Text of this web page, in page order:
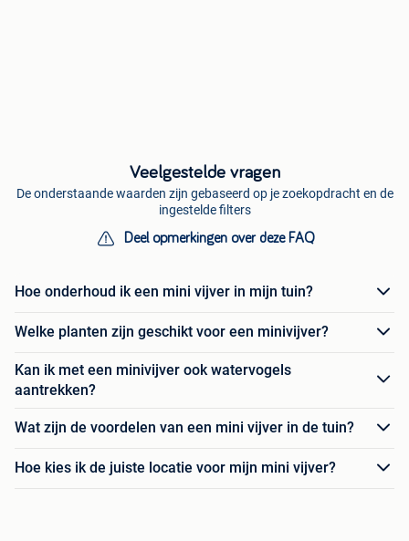
Veelgestelde vragen
De onderstaande waarden zijn gebaseerd op je zoekopdracht en de
ingestelde filters
Deel opmerkingen over deze FAQ
Hoe onderhoud ik een mini vijver in mijn tuin?
Welke planten zijn geschikt voor een minivijver?
Kan ik met een minivijver ook watervogels
aantrekken?
Wat zijn de voordelen van een mini vijver in de tuin?
Hoe kies ik de juiste locatie voor mijn mini vijver?